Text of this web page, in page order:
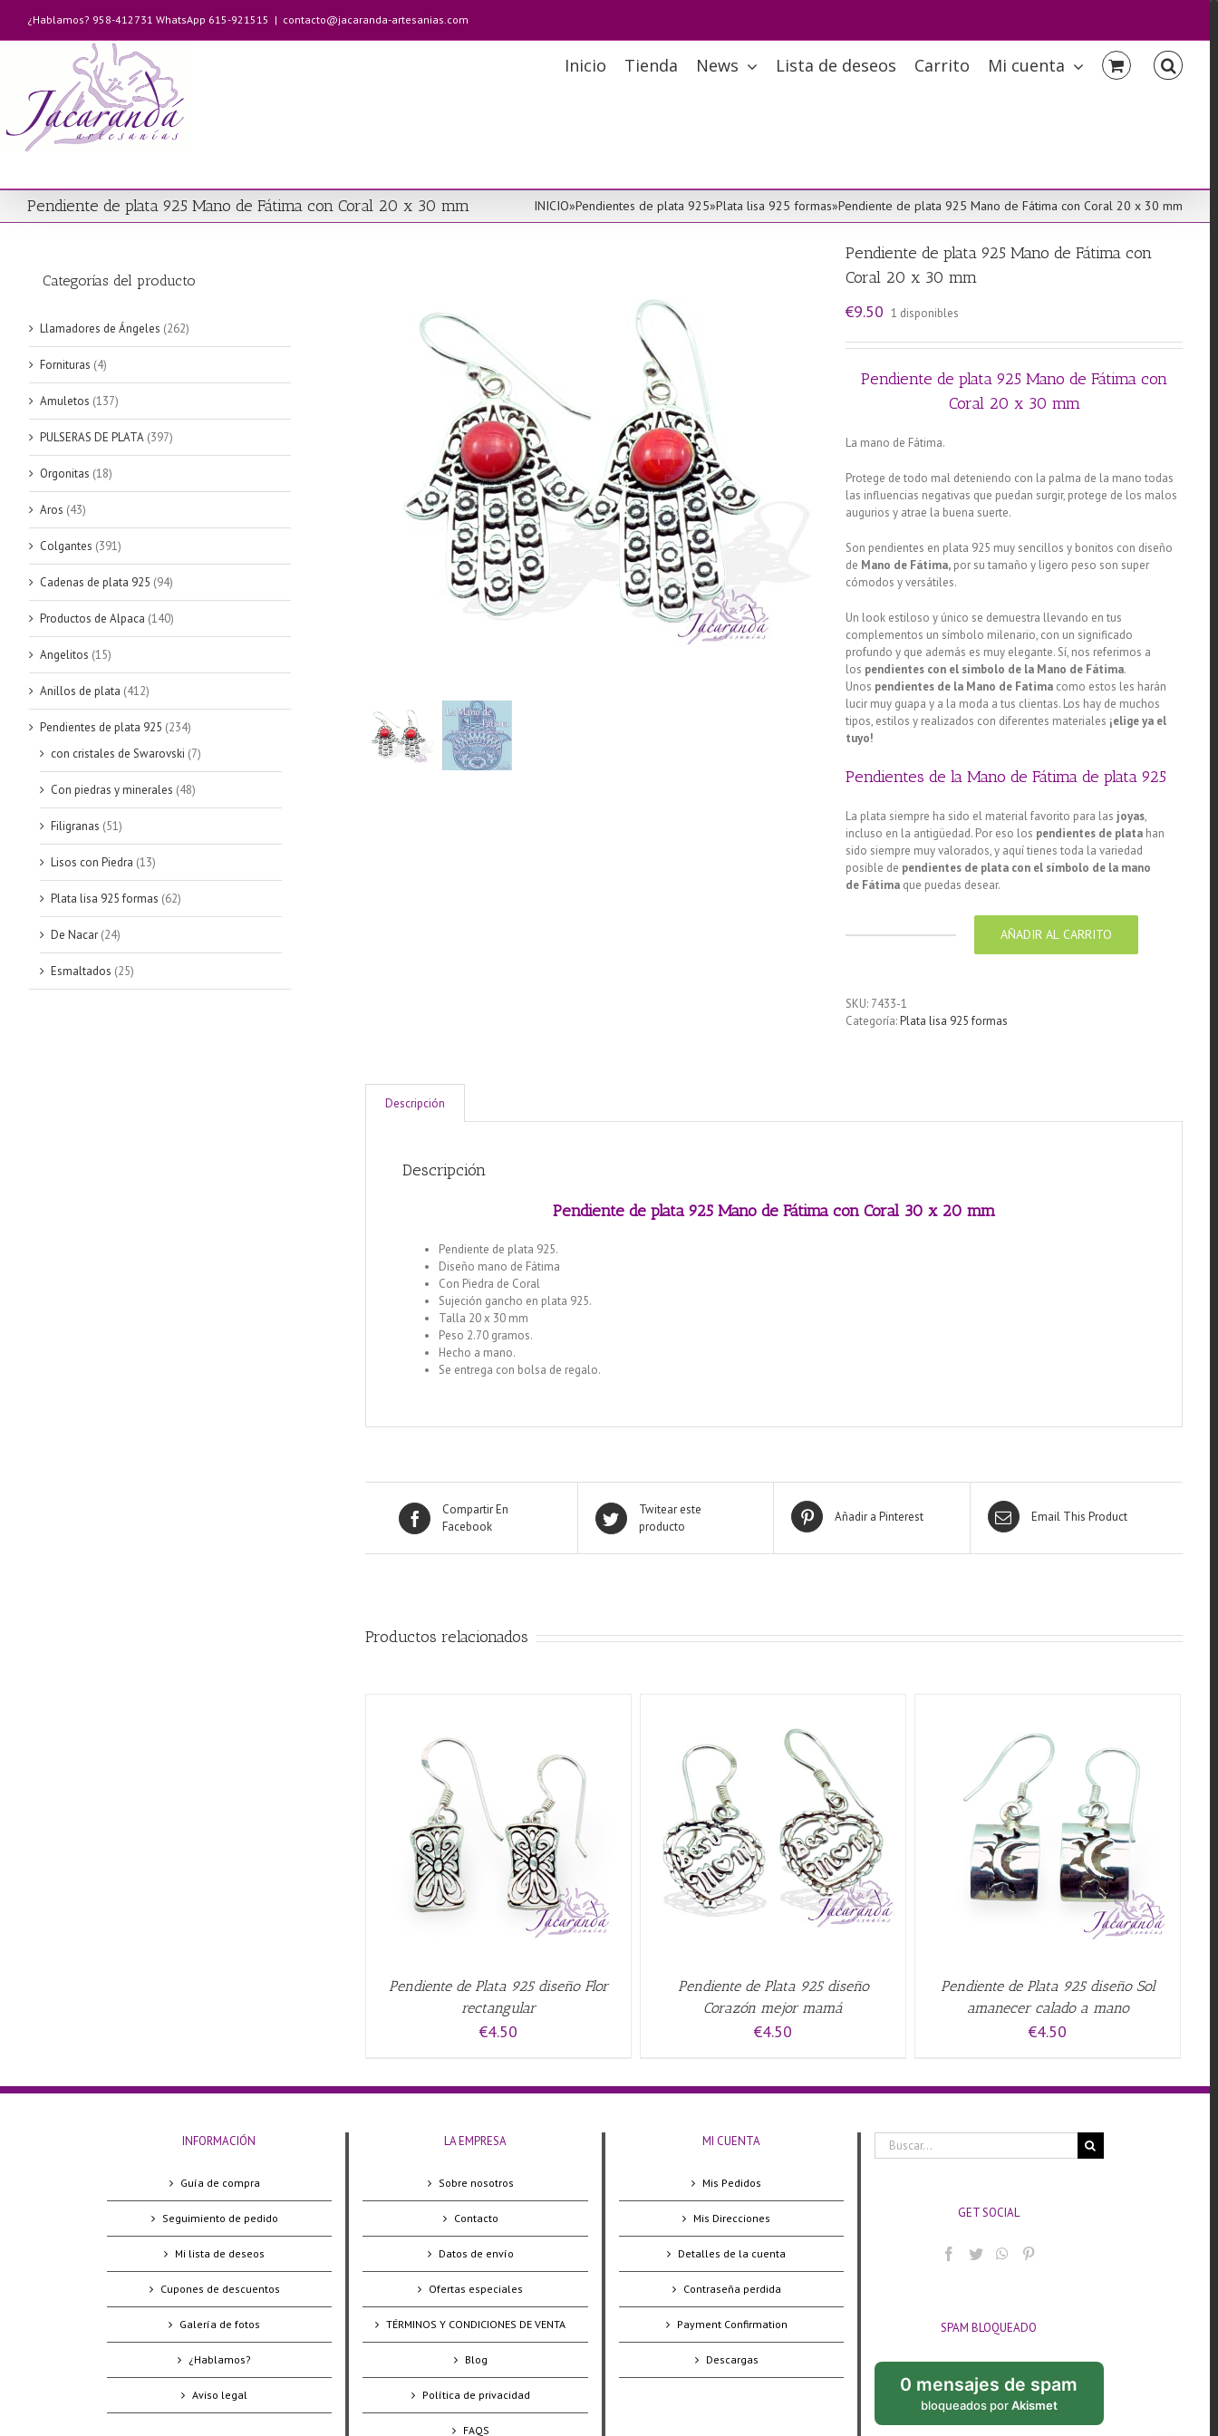
contenido
¿Hablamos? 958-412731 WhatsApp 615-921515 | contacto@jacaranda-artesanias.com
Inicio Tienda News Lista de deseos Carrito Mi cuenta
Pendiente de plata 925 Mano de Fátima con Coral 20 x 30 mm INICIO»Pendientes de plata 925»Plata lisa 925 formas»Pendiente de plata 925 Mano de Fátima con Coral 20 x 30 mm
Pendiente de plata 925 Mano de Fátima con
Coral 20 x 30 mm
€9.50 1 disponibles
Pendiente de plata 925 Mano de Fátima con
Coral 20 x 30 mm
La mano de Fátima.
Protege de todo mal deteniendo con la palma de la mano todas
las influencias negativas que puedan surgir, protege de los malos
augurios y atrae la buena suerte.
Son pendientes en plata 925 muy sencillos y bonitos con diseño
de Mano de Fátima, por su tamaño y ligero peso son super
cómodos y versátiles.
Un look estiloso y único se demuestra llevando en tus
complementos un símbolo milenario, con un significado
profundo y que además es muy elegante. Sí, nos referimos a
los pendientes con el símbolo de la Mano de Fátima.
Unos pendientes de la Mano de Fatima como estos les harán
lucir muy guapa y a la moda a tus clientas. Los hay de muchos
tipos, estilos y realizados con diferentes materiales ¡elige ya el
tuyo!
Pendientes de la Mano de Fátima de plata 925
La plata siempre ha sido el material favorito para las joyas,
incluso en la antigüedad. Por eso los pendientes de plata han
sido siempre muy valorados, y aquí tienes toda la variedad
posible de pendientes de plata con el símbolo de la mano
de Fátima que puedas desear.
Mano
de
AÑADIR AL CARRITO
SKU: 7433-1
Categoría:Plata lisa 925 formas
Descripción
Descripción
Pendiente de plata 925 Mano de Fátima con Coral 30 x 20 mm
Pendiente de plata 925.
Diseño mano de Fátima
Con Piedra de Coral
Sujeción gancho en plata 925.
Talla 20 x 30 mm
Peso 2.70 gramos.
Hecho a mano.
Se entrega con bolsa de regalo.
Compartir En
Facebook
Twitear este
producto
Añadir a Pinterest Email This Product
Productos relacionados
Pendiente de Plata 925 diseño Flor
rectangular
€4.50
AÑADIR AL CARRITO / QUICK VIEW
Pendiente de Plata 925 diseño
Corazón mejor mamá
€4.50
AÑADIR AL CARRITO / QUICK VIEW
Pendiente de Plata 925 diseño Sol
amanecer calado a mano
€4.50
Categorías del producto
Llamadores de Ángeles (262)
Fornituras (4)
Amuletos (137)
PULSERAS DE PLATA (397)
Orgonitas (18)
Aros (43)
Colgantes (391)
Cadenas de plata 925 (94)
Productos de Alpaca (140)
Angelitos (15)
Anillos de plata (412)
Pendientes de plata 925 (234)
con cristales de Swarovski (7)
Con piedras y minerales (48)
Filigranas (51)
Lisos con Piedra (13)
Plata lisa 925 formas (62)
De Nacar (24)
Esmaltados (25)
INFORMACIÓN
Guía de compra
Seguimiento de pedido
Mi lista de deseos
Cupones de descuentos
Galería de fotos
¿Hablamos?
Aviso legal
LA EMPRESA
Sobre nosotros
Contacto
Datos de envío
Ofertas especiales
TÉRMINOS Y CONDICIONES DE VENTA
Blog
Política de privacidad
FAQS
MI CUENTA
Mis Pedidos
Mis Direcciones
Detalles de la cuenta
Contraseña perdida
Payment Confirmation
Descargas
Buscar:
GET SOCIAL
SPAM BLOQUEADO
0 mensajes de spam
bloqueados porAkismet